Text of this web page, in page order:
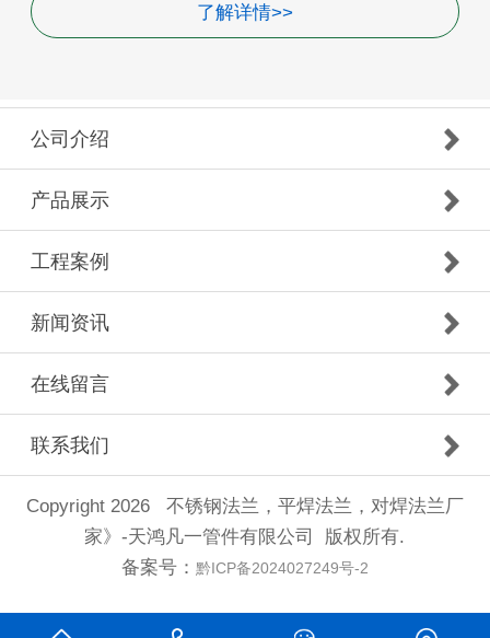
了解详情>>
公司介绍
产品展示
工程案例
新闻资讯
在线留言
联系我们
Copyright 2026 不锈钢法兰，平焊法兰，对焊法兰厂
家》-天鸿凡一管件有限公司 版权所有.
备案号： 黔ICP备2024027249号-2